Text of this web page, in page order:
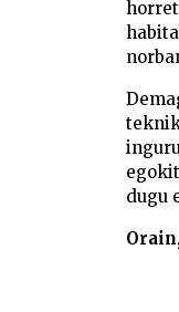
dugu